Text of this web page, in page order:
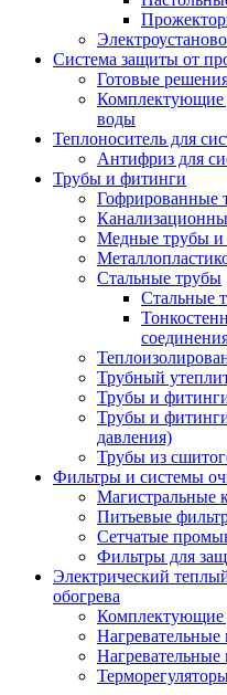
Система защиты от
Готовые
Комплектующие
воды
Теплоноситель для
Антифриз для
Трубы и фитинги
Гофрированные
Медные трубы и
Стальные трубы
Стальные
Трубный
Трубы и
Трубы и
давления)
Трубы из
Фильтры и системы
Магистральные
Питьевые
Сетчатые
Фильтры для
Электрический
обогрева
Комплектующие
Нагревательные
Нагревательные